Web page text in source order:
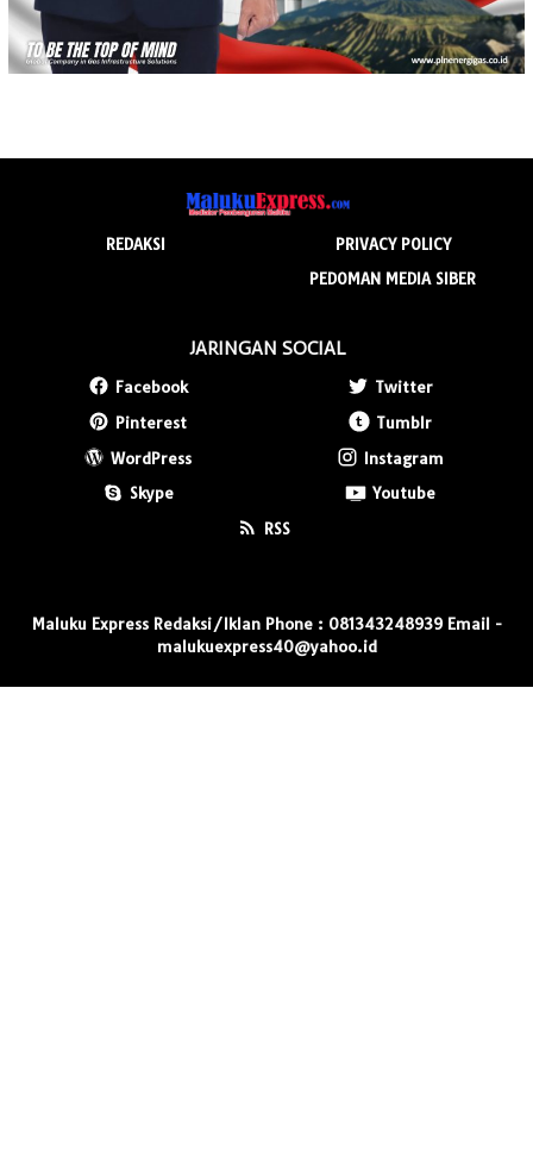
REDAKSI
PRIVACY POLICY
PEDOMAN MEDIA SIBER
JARINGAN SOCIAL
Facebook
Twitter
Pinterest
Tumblr
WordPress
Instagram
Skype
Youtube
RSS
Maluku Express Redaksi/Iklan Phone : 081343248939 Email -
malukuexpress40@yahoo.id